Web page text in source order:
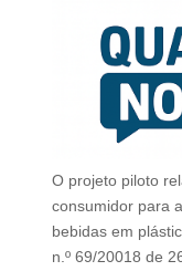
O projeto piloto
consumidor para
bebidas em
n.º 69/20018 de